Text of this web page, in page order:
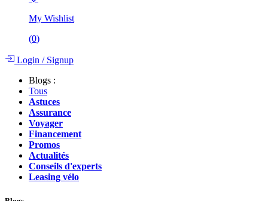
My Wishlist
(0)
Login /Signup
Blogs :
Tous
Astuces
Assurance
Voyager
Financement
Promos
Actualités
Conseils d'experts
Leasing vélo